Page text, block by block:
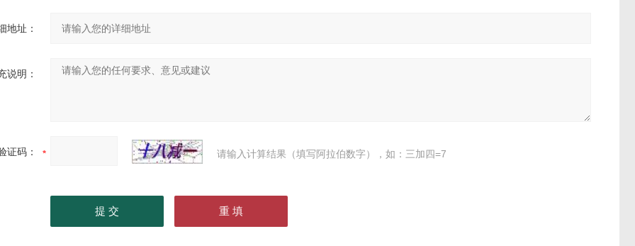
地址：
说明：
证码： 请输入计算结果（填写阿拉伯数字），如：三加四=7